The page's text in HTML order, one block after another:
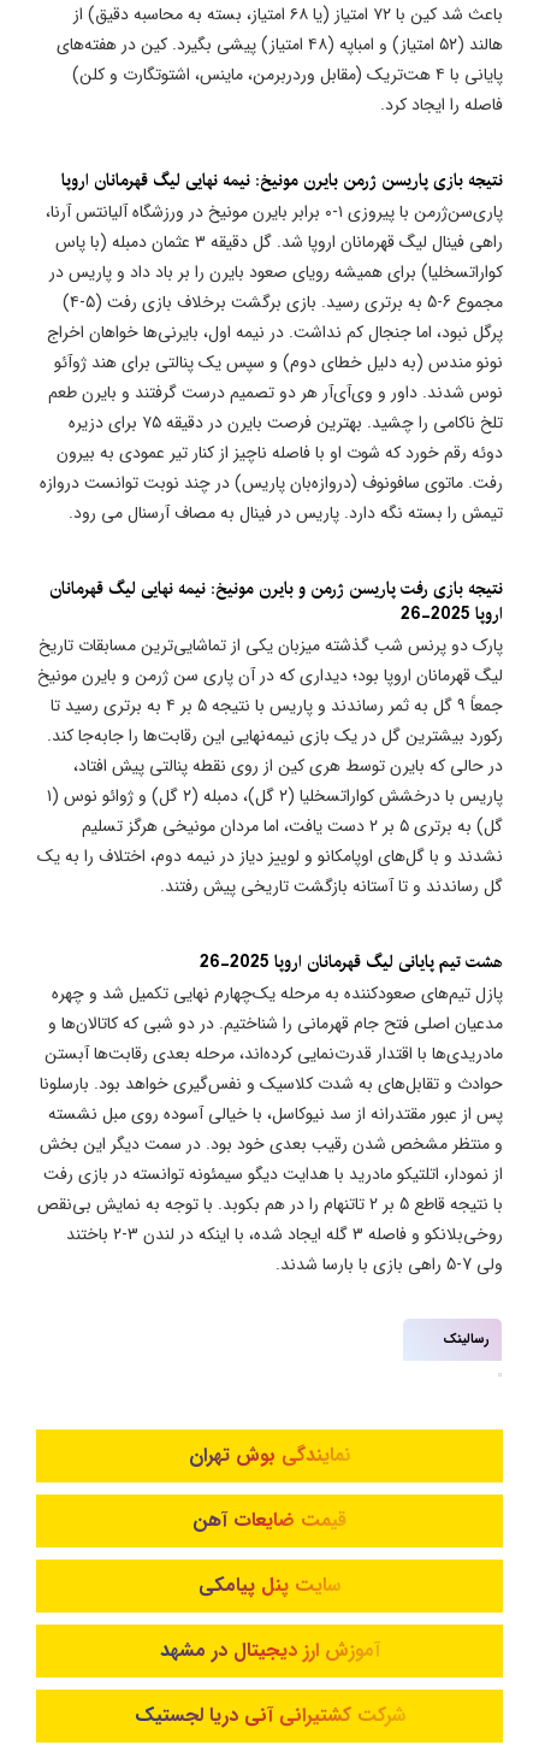
باعث شد کین با ۷۲ امتیاز (یا ۶۸ امتیاز، بسته به محاسبه دقیق) از
هالند (۵۲ امتیاز) و امباپه (۴۸ امتیاز) پیشی بگیرد. کین در هفته‌های
پایانی با ۴ هت‌تریک (مقابل وردربرمن، ماینس، اشتوتگارت و کلن)
فاصله را ایجاد کرد.
نتیجه بازی پاریسن ژرمن بایرن مونیخ: نیمه نهایی لیگ قهرمانان اروپا
پاری‌سن‌ژرمن با پیروزی ۱-۰ برابر بایرن مونیخ در ورزشگاه آلیانتس آرنا،
راهی فینال لیگ قهرمانان اروپا شد. گل دقیقه ۳ عثمان دمبله (با پاس
کواراتسخلیا) برای همیشه رویای صعود بایرن را بر باد داد و پاریس در
مجموع 6-5 به برتری رسید. بازی برگشت برخلاف بازی رفت (۵-۴)
پرگل نبود، اما جنجال کم نداشت. در نیمه اول، بایرنی‌ها خواهان اخراج
نونو مندس (به دلیل خطای دوم) و سپس یک پنالتی برای هند ژوآئو
نوس شدند. داور و وی‌آی‌آر هر دو تصمیم درست گرفتند و بایرن طعم
تلخ ناکامی را چشید. بهترین فرصت بایرن در دقیقه ۷۵ برای دزیره
دوئه رقم خورد که شوت او با فاصله ناچیز از کنار تیر عمودی به بیرون
رفت. ماتوی سافونوف (دروازه‌بان پاریس) در چند نوبت توانست دروازه
تیمش را بسته نگه دارد. پاریس در فینال به مصاف آرسنال می رود.
نتیجه بازی رفت پاریسن ژرمن و بایرن مونیخ: نیمه نهایی لیگ قهرمانان
اروپا 2025-26
پارک دو پرنس شب گذشته میزبان یکی از تماشایی‌ترین مسابقات تاریخ
لیگ قهرمانان اروپا بود؛ دیداری که در آن پاری سن ژرمن و بایرن مونیخ
جمعاً ۹ گل به ثمر رساندند و پاریس با نتیجه ۵ بر ۴ به برتری رسید تا
رکورد بیشترین گل در یک بازی نیمه‌نهایی این رقابت‌ها را جابه‌جا کند.
در حالی که بایرن توسط هری کین از روی نقطه پنالتی پیش افتاد،
پاریس با درخشش کواراتسخلیا (۲ گل)، دمبله (۲ گل) و ژوائو نوس (۱
گل) به برتری ۵ بر ۲ دست یافت، اما مردان مونیخی هرگز تسلیم
نشدند و با گل‌های اوپامکانو و لوییز دیاز در نیمه دوم، اختلاف را به یک
گل رساندند و تا آستانه بازگشت تاریخی پیش رفتند.
هشت تیم پایانی لیگ قهرمانان اروپا 2025-26
پازل تیم‌های صعودکننده به مرحله یک‌چهارم نهایی تکمیل شد و چهره
مدعیان اصلی فتح جام قهرمانی را شناختیم. در دو شبی که کاتالان‌ها و
مادریدی‌ها با اقتدار قدرت‌نمایی کرده‌اند، مرحله بعدی رقابت‌ها آبستن
حوادث و تقابل‌های به شدت کلاسیک و نفس‌گیری خواهد بود. بارسلونا
پس از عبور مقتدرانه از سد نیوکاسل، با خیالی آسوده روی مبل نشسته
و منتظر مشخص شدن رقیب بعدی خود بود. در سمت دیگر این بخش
از نمودار، اتلتیکو مادرید با هدایت دیگو سیمئونه توانسته در بازی رفت
با نتیجه قاطع 5 بر 2 تاتنهام را در هم بکوبد. با توجه به نمایش بی‌نقص
روخی‌بلانکو و فاصله 3 گله ایجاد شده، با اینکه در لندن 3-2 باختند
ولی 7-5 راهی بازی با بارسا شدند.
رسالینک
نمایندگی بوش تهران
قیمت ضایعات آهن
سایت پنل پیامکی
آموزش ارز دیجیتال در مشهد
شرکت کشتیرانی آنی دریا لجستیک